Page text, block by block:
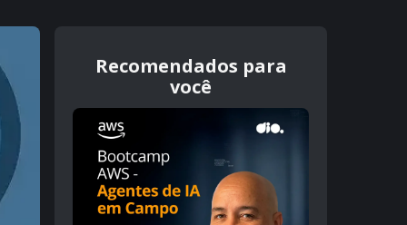
Recomendados para
você